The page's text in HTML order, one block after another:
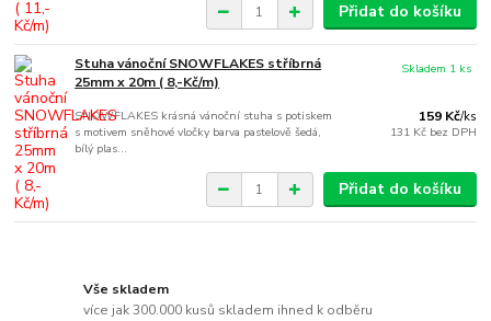
Přidat do košíku
Stuha vánoční SNOWFLAKES stříbrná
25mm x 20m ( 8,-Kč/m)
SNOWFLAKES krásná vánoční stuha s potiskem
s motivem sněhové vločky barva pastelově šedá,
bílý plas...
159 Kč/ks
131 Kč bez DPH
Skladem 1 ks
Přidat do košíku
Vše skladem
více jak 300.000 kusů skladem ihned k odběru